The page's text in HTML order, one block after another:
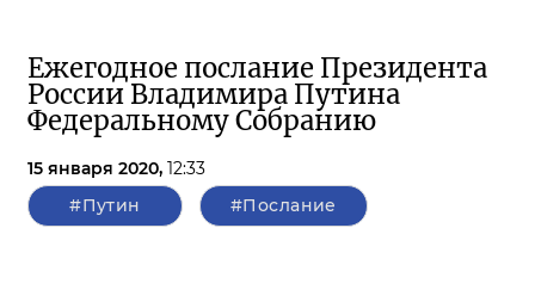
Ежегодное послание Президента
России Владимира Путина
Федеральному Собранию
15 января 2020, 12:33
#Путин
#Послание